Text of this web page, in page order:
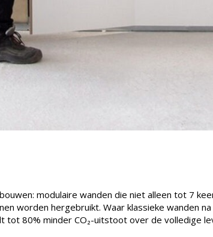
modulaire wanden die niet alleen tot 7
worden hergebruikt. Waar klassieke wanden
tot 80% minder CO₂-uitstoot over de volledige